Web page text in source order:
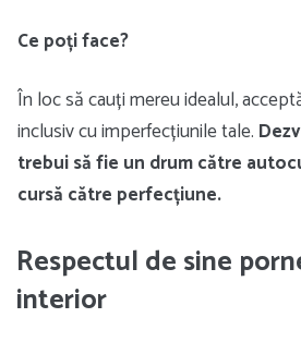
Ce poți face?
În loc să cauți mereu idealul,
inclusiv cu imperfecțiunile tale.
trebui să fie un drum către
cursă către perfecțiune.
Respectul de sine
interior